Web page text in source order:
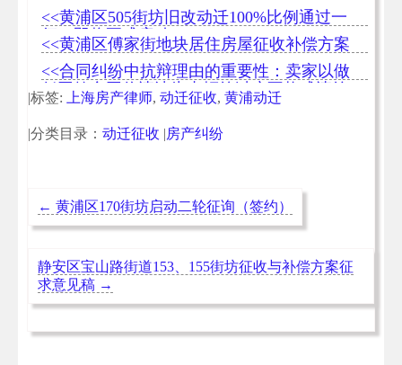
<<黄浦区505街坊旧改动迁100%比例通过一
征，即将正式启动
<<黄浦区傅家街地块居住房屋征收补偿方案
<<合同纠纷中抗辩理由的重要性：卖家以做
低网签合同价违法为由拒绝过户不构成违约
|标签: 上海房产律师, 动迁征收, 黄浦动迁
|分类目录： 动迁征收 |房产纠纷
← 黄浦区170街坊启动二轮征询（签约）
静安区宝山路街道153、155街坊征收与补偿方案征
求意见稿 →